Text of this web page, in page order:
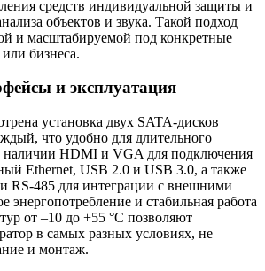
средств индивидуальной защиты и
объектов и звука. Такой подход
и масштабируемой под конкретные
или бизнеса.
и эксплуатация
установка двух SATA-дисков
что удобно для длительного
наличии HDMI и VGA для подключения
Ethernet, USB 2.0 и USB 3.0, а также
RS-485 для интеграции с внешними
энергопотребление и стабильная работа
от –10 до +55 °C позволяют
в самых разных условиях, не
и монтаж.